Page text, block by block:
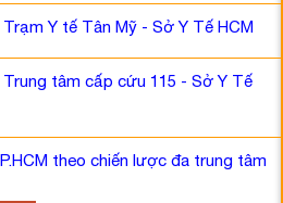
Y tế Tân Mỹ - Sở Y Tế HCM
tâm cấp cứu 115 - Sở Y Tế
theo chiến lược đa trung tâm